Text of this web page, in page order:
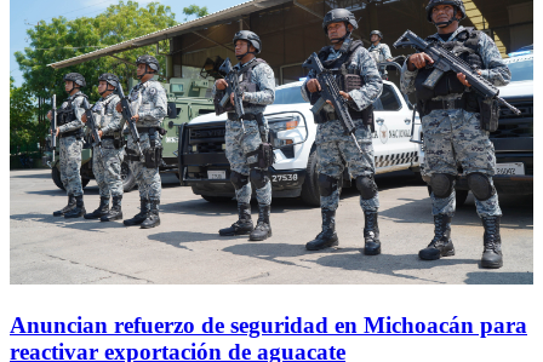
Anuncian refuerzo de seguridad en Michoacán para
reactivar exportación de aguacate